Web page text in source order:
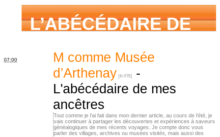
L’ABÉCÉDAIRE DE
MES ANCÊTRES –
Tout ce que j’aurais
aimé savoir sur ma
07:00
M comme Musée
d’Arthenay
-
L'abécédaire de mes
ancêtres
Tout comme je l’ai fait dans mon dernier article, au cours de l’été, je
vais continuer à partager les découvertes et expériences à saveurs
généalogiques de mes récents voyages. Je compte donc vous
parler des villages, archives ou musées visités, mais aussi des